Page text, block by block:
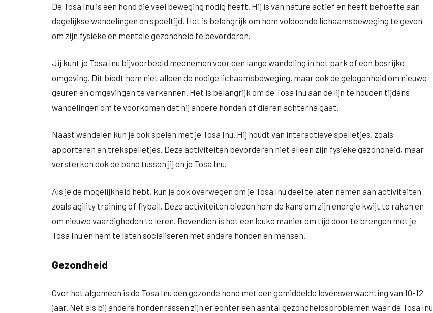
De Tosa Inu is een hond die veel beweging nodig heeft. Hij is van nature actief en heeft behoefte aan
dagelijkse wandelingen en speeltijd. Het is belangrijk om hem voldoende lichaamsbeweging te geven
om zijn fysieke en mentale gezondheid te bevorderen.
Jij kunt je Tosa Inu bijvoorbeeld meenemen voor een lange wandeling in het park of een bosrijke
omgeving. Dit biedt hem niet alleen de nodige lichaamsbeweging, maar ook de gelegenheid om nieuwe
geuren en omgevingen te verkennen. Het is belangrijk om de Tosa Inu aan de lijn te houden tijdens
wandelingen om te voorkomen dat hij andere honden of dieren achterna gaat.
Naast wandelen kun je ook spelen met je Tosa Inu. Hij houdt van interactieve spelletjes, zoals
apporteren en trekspelletjes. Deze activiteiten bevorderen niet alleen zijn fysieke gezondheid, maar
versterken ook de band tussen jij en je Tosa Inu.
Als je de mogelijkheid hebt, kun je ook overwegen om je Tosa Inu deel te laten nemen aan activiteiten
zoals agility training of flyball. Deze activiteiten bieden hem de kans om zijn energie kwijt te raken en
om nieuwe vaardigheden te leren. Bovendien is het een leuke manier om tijd door te brengen met je
Tosa Inu en hem te laten socialiseren met andere honden en mensen.
Gezondheid
Over het algemeen is de Tosa Inu een gezonde hond met een gemiddelde levensverwachting van 10-12
jaar. Net als bij andere hondenrassen zijn er echter een aantal gezondheidsproblemen waar de Tosa Inu